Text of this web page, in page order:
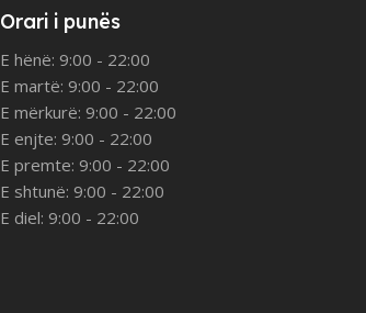
Orari i punës
E hënë: 9:00 - 22:00
E martë: 9:00 - 22:00
E mërkurë: 9:00 - 22:00
E enjte: 9:00 - 22:00
E premte: 9:00 - 22:00
E shtunë: 9:00 - 22:00
E diel: 9:00 - 22:00